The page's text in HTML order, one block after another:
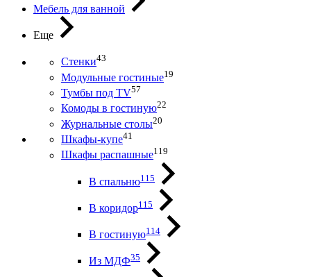
Мебель для ванной
Еще
Стенки43
Модульные гостиные19
Тумбы под ТV57
Комоды в гостиную22
Журнальные столы20
Шкафы-купе41
Шкафы распашные119
В спальню115
В коридор115
В гостиную114
Из МДФ35